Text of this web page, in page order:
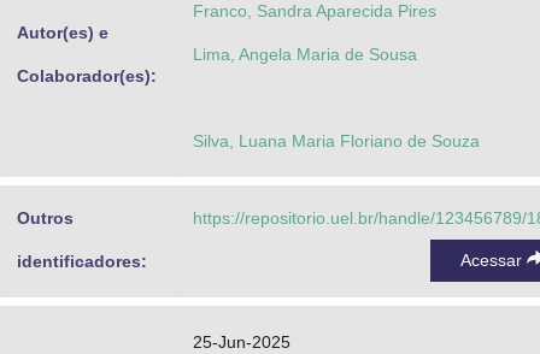
Autor(es) e
Colaborador(es):
Franco, Sandra Aparecida Pires
Lima, Angela Maria de Sousa
Silva, Luana Maria Floriano de Souza
Outros
identificadores:
https://repositorio.uel.br/handle/123456789/
Acessar
25-Jun-2025